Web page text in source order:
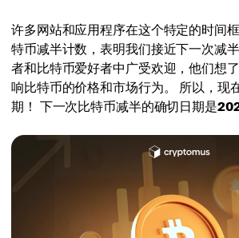
许多网站和应用程序在这个特定的时间
特币减半计数，表明我们接近下一次减
者和比特币爱好者中广受欢迎，他们想
响比特币的价格和市场行为。 所以，现
期！ 下一次比特币减半的确切日期是